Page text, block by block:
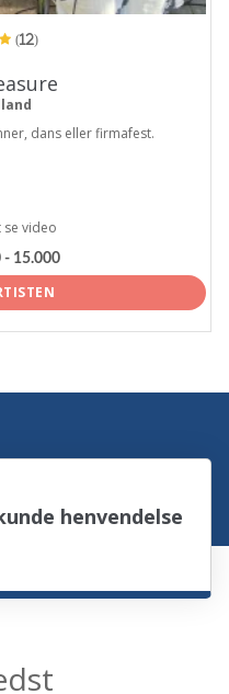
(12)
dans eller firmafest.
se video
- 15.000
henvendelse